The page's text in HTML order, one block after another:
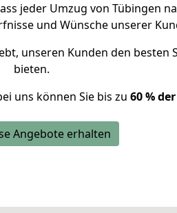
jeder Umzug von Tübingen
und Wünsche unserer
unseren Kunden den besten
bieten.
uns können Sie bis zu 60 %
Angebote erhalten